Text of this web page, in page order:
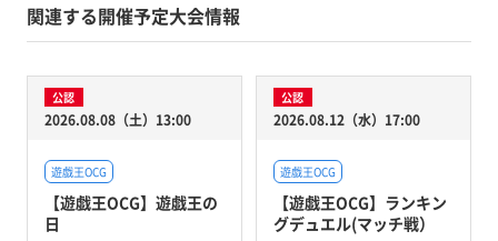
関連する開催予定大会情報
公認
2026.08.08（土）13:00
遊戯王OCG
【遊戯王OCG】遊戯王の
日
公認
2026.08.12（水）17:00
遊戯王OCG
【遊戯王OCG】ランキン
グデュエル(マッチ戦）